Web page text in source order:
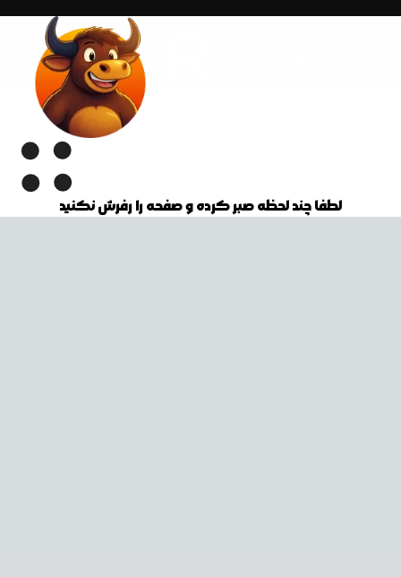
لطفا چند لحظه صبر کرده و صفحه را رفرش نکنید